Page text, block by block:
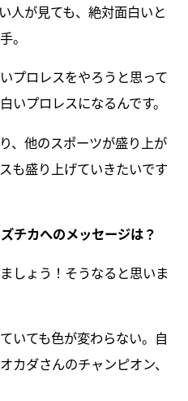
人が見ても、絶対面白いと
。
プロレスをやろうと思って
いプロレスになるんです。
、他のスポーツが盛り上が
も盛り上げていきたいです
チカへのメッセージは？
しょう！そうなると思いま
いても色が変わらない。自
カダさんのチャンピオン、